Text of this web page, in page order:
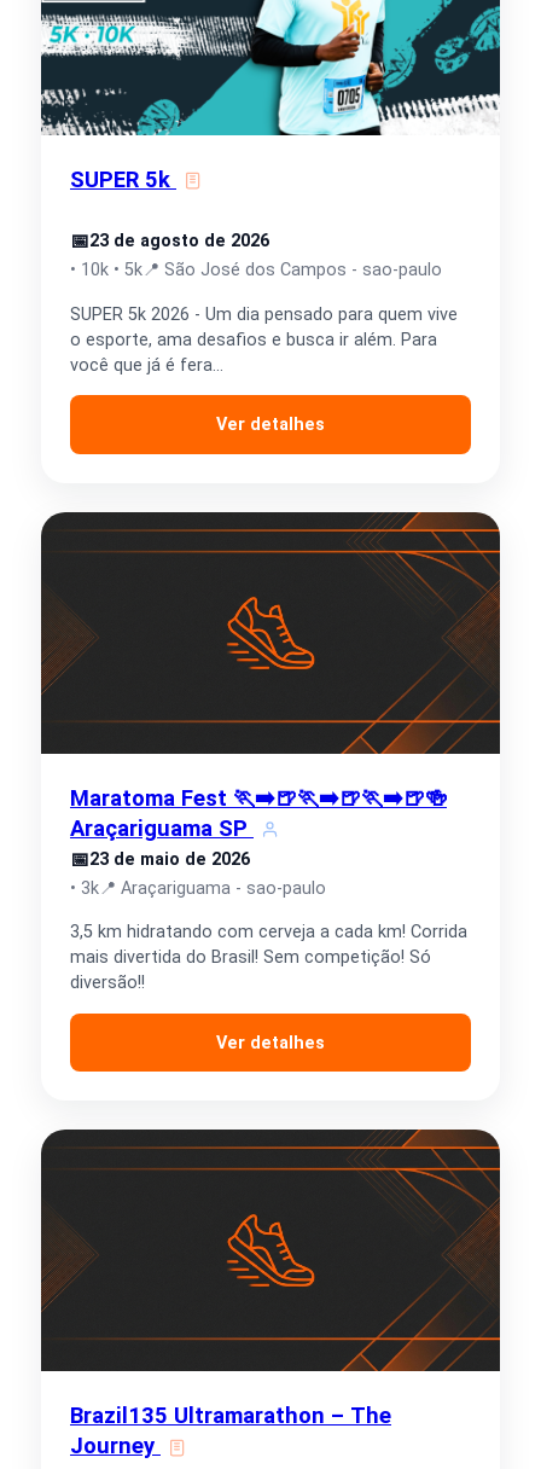
SUPER 5k
📅23 de agosto de 2026
• 10k • 5k📍 São José dos Campos - sao-paulo
SUPER 5k 2026 - Um dia pensado para quem vive
o esporte, ama desafios e busca ir além. Para
você que já é fera…
Ver detalhes
Maratoma Fest 🏃‍➡️🍺🏃‍➡️🍺🏃‍➡️🍺🍻
Araçariguama SP
📅23 de maio de 2026
• 3k📍 Araçariguama - sao-paulo
3,5 km hidratando com cerveja a cada km! Corrida
mais divertida do Brasil! Sem competição! Só
diversão!!
Ver detalhes
Brazil135 Ultramarathon – The
Journey